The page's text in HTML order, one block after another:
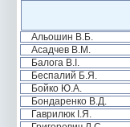
Альошин В.Б.
Асадчев В.М.
Балога В.І.
Беспалий Б.Я.
Бойко Ю.А.
Бондаренко В.Д.
Гаврилюк І.Я.